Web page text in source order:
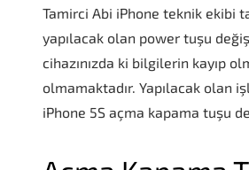
Tamirci Abi iPhone teknik ekibi
yapılacak olan power tuşu
cihazınızda ki bilgilerin kayıp
olmamaktadır. Yapılacak olan
iPhone 5S açma kapama tuşu